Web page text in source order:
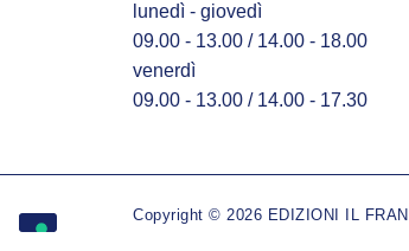
lunedì - giovedì
09.00 - 13.00 / 14.00 - 18.00
venerdì
09.00 - 13.00 / 14.00 - 17.30
Copyright © 2026 EDIZIONI IL